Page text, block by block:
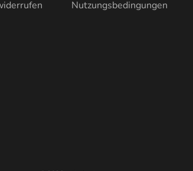
Nutzungsbedingungen